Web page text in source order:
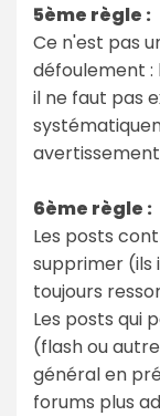
5ème règle :
Ce n'est pas
défoulement :
il ne faut pas
6ème règle :
Les posts
supprimer (ils
toujours
Les posts qui
(flash ou
général en
forums plus